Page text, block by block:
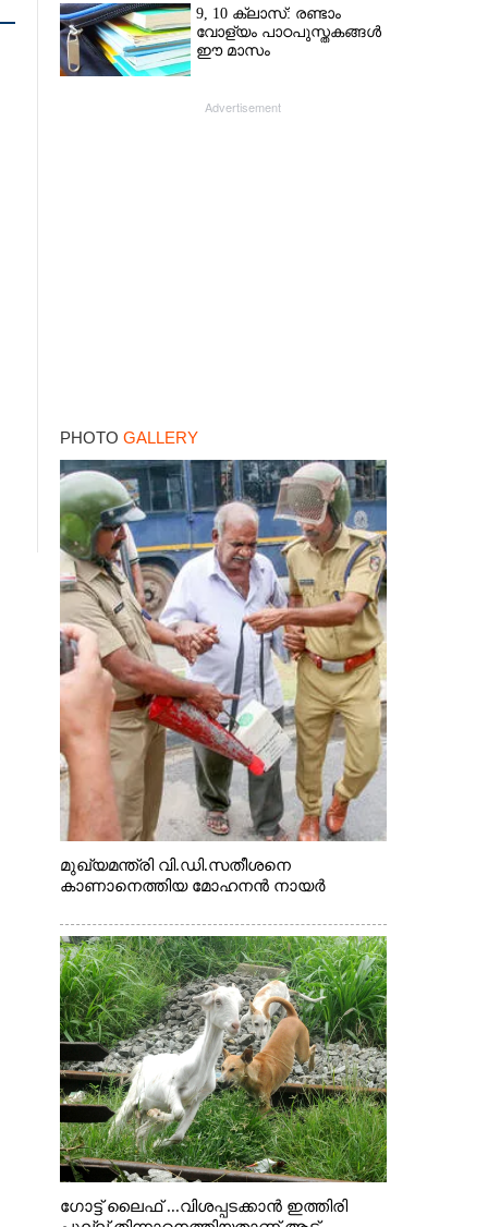
രാഗേഷ്
9, 10 ക്ലാസ്: രണ്ടാം
വോള്യം പാഠപുസ്തകങ്ങൾ
ഈ മാസം
Advertisement
PHOTO GALLERY
മുഖ്യമന്ത്രി വി.ഡി.സതീശനെ
കാണാനെത്തിയ മോഹനൻ നായർ
ഗോട്ട് ലൈഫ് ...വിശപ്പടക്കാൻ ഇത്തിരി